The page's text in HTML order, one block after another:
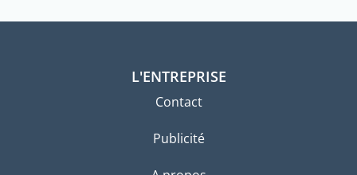
L'ENTREPRISE
Contact
Publicité